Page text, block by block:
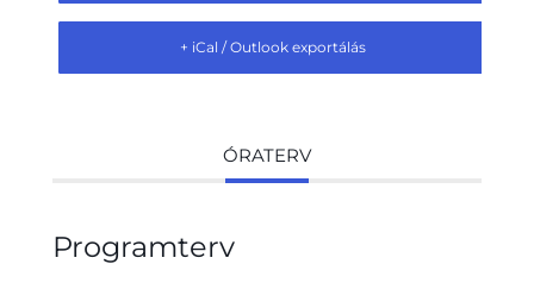
+ iCal / Outlook exportálás
ÓRATERV
Programterv